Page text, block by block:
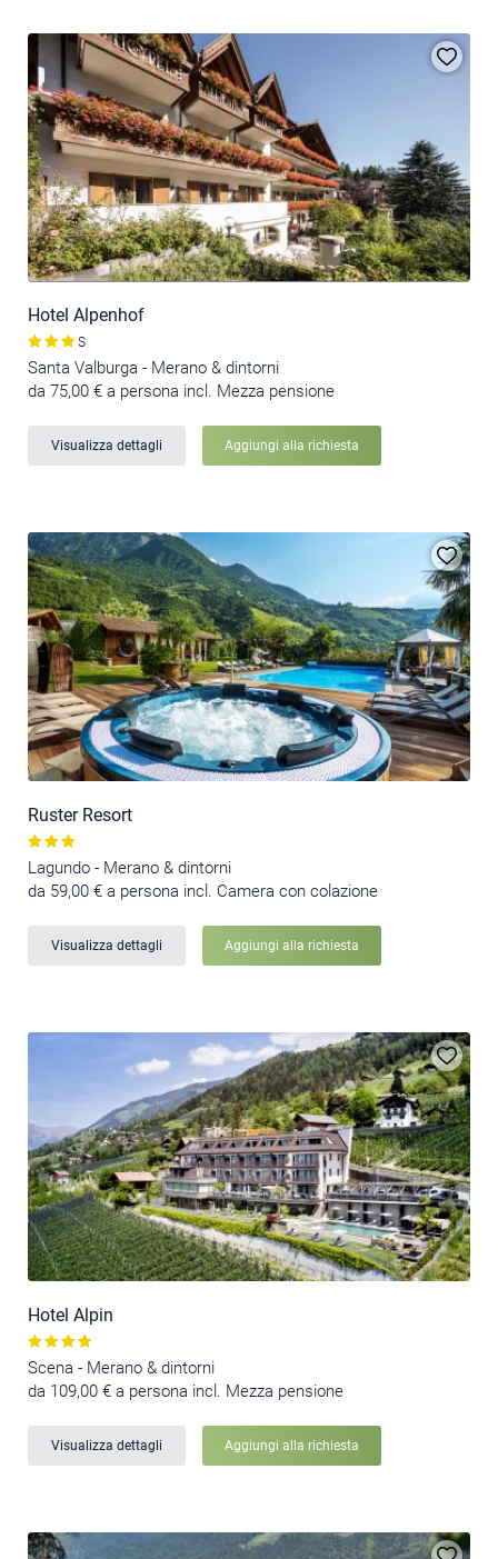
Hotel Alpenhof
S
Santa Valburga - Merano & dintorni
da 75,00 € a persona incl. Mezza pensione
Visualizza dettagli Aggiungi alla richiesta
Ruster Resort
Lagundo - Merano & dintorni
da 59,00 € a persona incl. Camera con colazione
Visualizza dettagli Aggiungi alla richiesta
Hotel Alpin
Scena - Merano & dintorni
da 109,00 € a persona incl. Mezza pensione
Visualizza dettagli Aggiungi alla richiesta